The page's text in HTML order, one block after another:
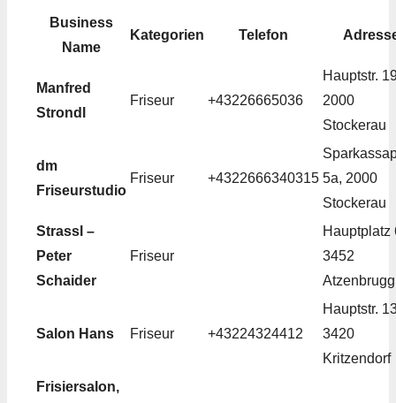
Business
Name
Kategorien Telefon
Manfred
Strondl
Friseur +43226665036
Hauptstr.
2000
Stockerau
dm
Friseurstudio
Friseur +4322666340315 5a, 2000
Stockerau
Strassl –
Peter
Schaider
Friseur
Hauptplatz
3452
Atzenbrugg
Salon Hans Friseur +43224324412
Hauptstr.
3420
Kritzendorf
Frisiersalon,